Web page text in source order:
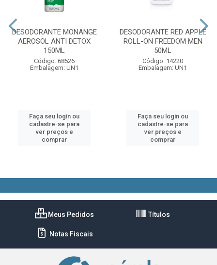
DESODORANTE MONANGE
AEROSOL ANTI DETOX
150ML
Código: 68526
Embalagem: UN1
Faça seu login ou
cadastre-se para
ver preços e
comprar
DESODORANTE RED APPLE
ROLL-ON FREEDOM MEN
50ML
Código: 14220
Embalagem: UN1
Faça seu login ou
cadastre-se para
ver preços e
comprar
Meus Pedidos Títulos
Notas Fiscais